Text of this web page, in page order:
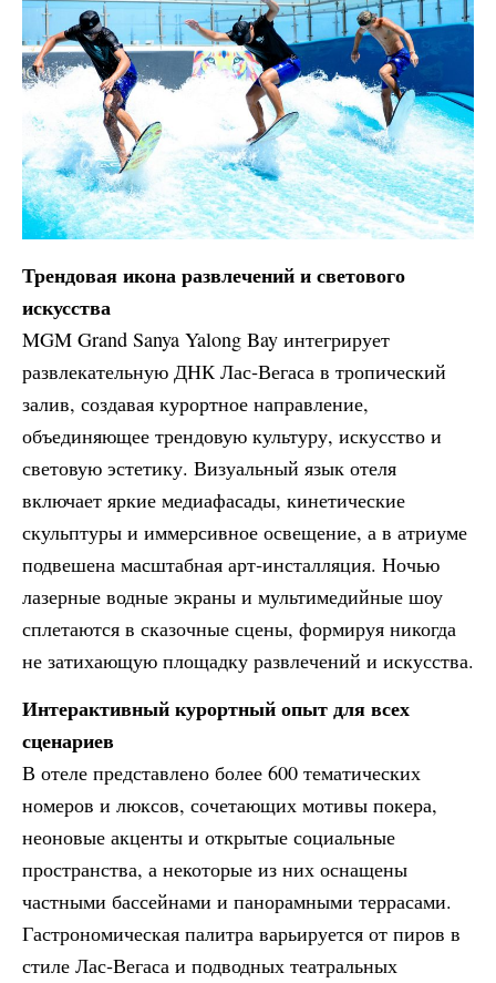
Трендовая икона развлечений и светового
искусства
MGM Grand Sanya Yalong Bay интегрирует
развлекательную ДНК Лас‑Вегаса в тропический
залив, создавая курортное направление,
объединяющее трендовую культуру, искусство и
световую эстетику. Визуальный язык отеля
включает яркие медиафасады, кинетические
скульптуры и иммерсивное освещение, а в атриуме
подвешена масштабная арт‑инсталляция. Ночью
лазерные водные экраны и мультимедийные шоу
сплетаются в сказочные сцены, формируя никогда
не затихающую площадку развлечений и искусства.
Интерактивный курортный опыт для всех
сценариев
В отеле представлено более 600 тематических
номеров и люксов, сочетающих мотивы покера,
неоновые акценты и открытые социальные
пространства, а некоторые из них оснащены
частными бассейнами и панорамными террасами.
Гастрономическая палитра варьируется от пиров в
стиле Лас‑Вегаса и подводных театральных